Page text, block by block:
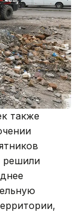
также
решили